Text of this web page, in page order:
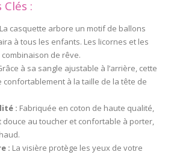
:
La casquette arbore un motif de ballons
à tous les enfants. Les licornes et les
de rêve.
à sa sangle ajustable à l’arrière, cette
confortablement à la taille de la tête de
: Fabriquée en coton de haute qualité,
douce au toucher et confortable à porter,
: La visière protège les yeux de votre